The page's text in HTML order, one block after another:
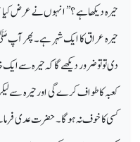
حیرہ دیکھا ہے ؟’’ انہوں نے عرض
حیرہ عراق کا ایک شہر ہے۔ پھر آپ
دی تو تو ضرور دیکھے گا کہ حیرہ سے
کعبہ کا طواف کرے گی اور حیرہ سے
کسی کا خوف نہ ہو گا۔ حضرت عدی